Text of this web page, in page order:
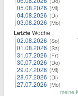
05.08.2026 (Mi)
04.08.2026 (Di)
03.08.2026 (Mo)
LetzteWoche
02.08.2026 (So)
01.08.2026 (Sa)
31.07.2026 (Fr)
30.07.2026 (Do)
29.07.2026 (Mi)
28.07.2026 (Di)
27.07.2026 (Mo)
meine